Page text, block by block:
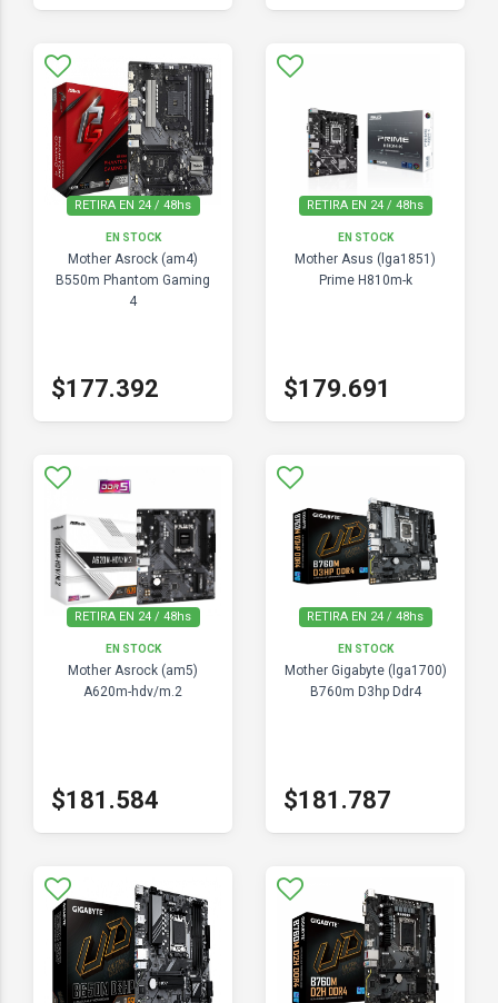
RETIRA EN 24 / 48hs
EN STOCK
Mother Asrock (am4)
B550m Phantom Gaming
4
$177.392
RETIRA EN 24 / 48hs
EN STOCK
Mother Asus (lga1851)
Prime H810m-k
$179.691
RETIRA EN 24 / 48hs
EN STOCK
Mother Asrock (am5)
A620m-hdv/m.2
$181.584
RETIRA EN 24 / 48hs
EN STOCK
Mother Gigabyte (lga1700)
B760m D3hp Ddr4
$181.787